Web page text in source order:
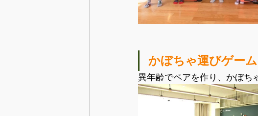
かぼちゃ運びゲーム
異年齢でペアを作り、かぼち